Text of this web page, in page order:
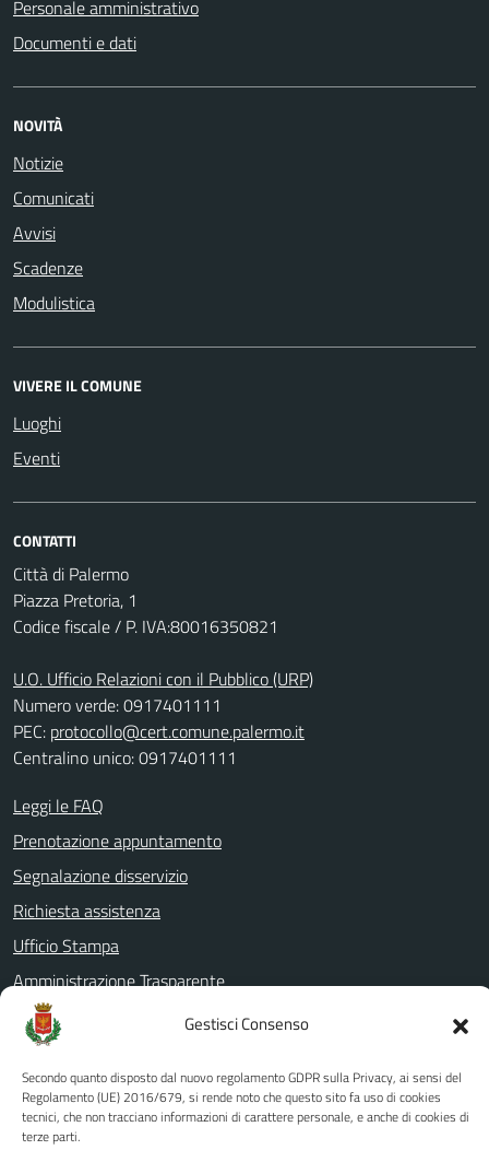
Gestisci Consenso
Secondo quanto disposto dal nuovo regolamento GDPR sulla Privacy, ai sensi del
Regolamento (UE) 2016/679, si rende noto che questo sito fa uso di cookies
tecnici, che non tracciano informazioni di carattere personale, e anche di cookies di
terze parti.
Personale amministrativo
Documenti e dati
NOVITÀ
Notizie
Comunicati
Avvisi
Scadenze
Modulistica
VIVERE IL COMUNE
Luoghi
Eventi
CONTATTI
Città di Palermo
Piazza Pretoria, 1
Codice fiscale / P. IVA:80016350821
U.O. Ufficio Relazioni con il Pubblico (URP)
Numero verde: 0917401111
PEC: protocollo@cert.comune.palermo.it
Centralino unico: 0917401111
Leggi le FAQ
Prenotazione appuntamento
Segnalazione disservizio
Richiesta assistenza
Ufficio Stampa
Amministrazione Trasparente
Albo pretorio
Informativa privacy
Note legali
Dichiarazione di accessibilità